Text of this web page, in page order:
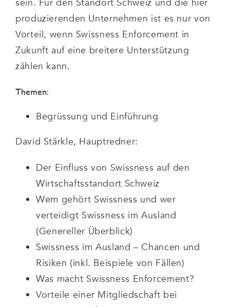
sein. Für den Standort Schweiz und die hier
produzierenden Unternehmen ist es nur von
Vorteil, wenn Swissness Enforcement in
Zukunft auf eine breitere Unterstützung
zählen kann.
Themen:
Begrüssung und Einführung
David Stärkle, Hauptredner:
Der Einfluss von Swissness auf den
Wirtschaftsstandort Schweiz
Wem gehört Swissness und wer
verteidigt Swissness im Ausland
(Genereller Überblick)
Swissness im Ausland – Chancen und
Risiken (inkl. Beispiele von Fällen)
Was macht Swissness Enforcement?
Vorteile einer Mitgliedschaft bei